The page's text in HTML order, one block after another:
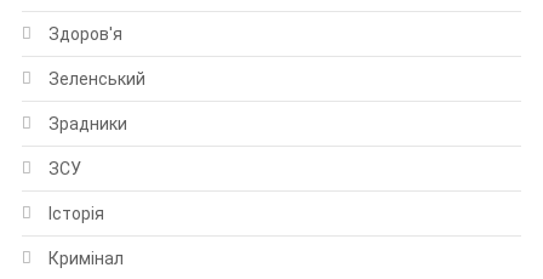
Здоров'я
Зеленський
Зрадники
ЗСУ
Історія
Кримінал